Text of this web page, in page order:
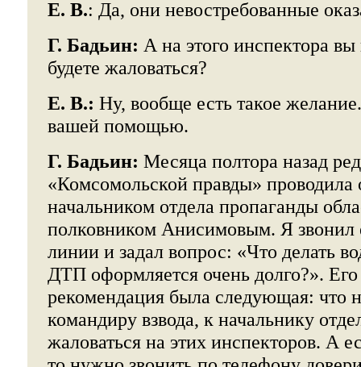
Е. В.: Да, они невостребованные
Г. Бадьин: А на этого инспектора
будете жаловаться?
Е. В.: Ну, вообще есть такое
вашей помощью.
Г. Бадьин: Месяца полтора назад
«Комсомольской правды»
начальником отдела пропаганды
полковником Анисимовым. Я звонил
линии и задал вопрос: «Что делать
ДТП оформляется очень долго?».
рекомендация была следующая: что
командиру взвода, к начальнику
жаловаться на этих инспекторов. А